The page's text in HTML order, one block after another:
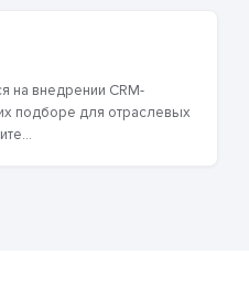
на внедрении CRM-
подборе для отраслевых